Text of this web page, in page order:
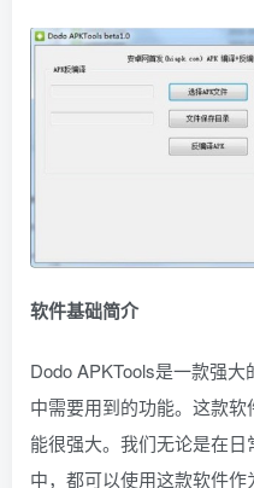
软件基础简介
Dodo APKTools是一款强
中需要用到的功能。这款
能很强大。我们无论是在
中，都可以使用这款软件